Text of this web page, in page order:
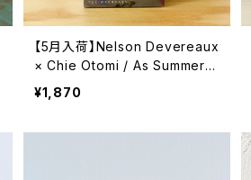
【5月入荷】Nelson Devereaux
× Chie Otomi / As Summer T
urns To Fall (cassette tape)
¥1,870